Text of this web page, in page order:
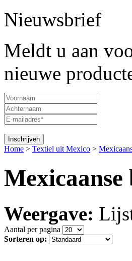
Nieuwsbrief
Meldt u aan
nieuwe
Home > Textiel uit Mexico >
Weergave:
Aantal per pagina
Sorteren op: